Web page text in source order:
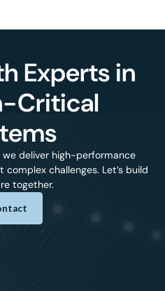
Experts in
Critical
deliver high-performance
challenges. Let’s build
together.